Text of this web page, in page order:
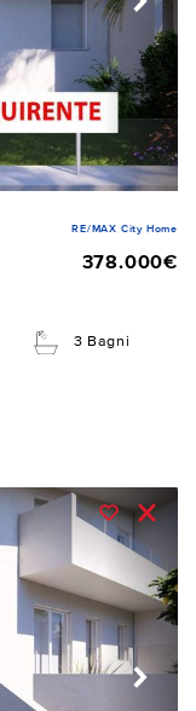
RE/MAX City Home
378.000€
3 Bagni